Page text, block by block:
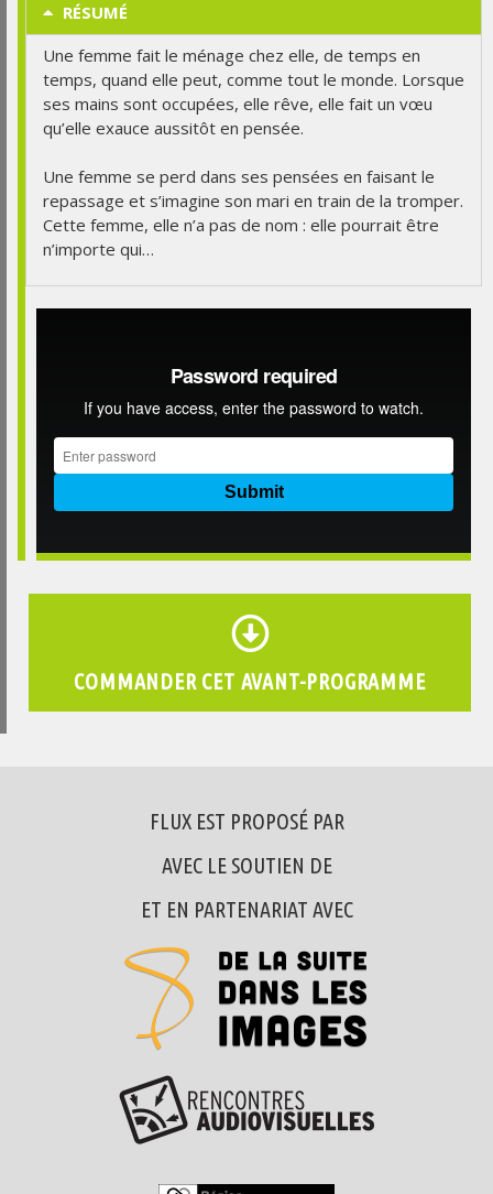
RÉSUMÉ
Une femme fait le ménage chez elle, de temps en
temps, quand elle peut, comme tout le monde. Lorsque
ses mains sont occupées, elle rêve, elle fait un vœu
qu’elle exauce aussitôt en pensée.
Une femme se perd dans ses pensées en faisant le
repassage et s’imagine son mari en train de la tromper.
Cette femme, elle n’a pas de nom : elle pourrait être
n’importe qui…
COMMANDER CET AVANT-PROGRAMME
FLUX EST PROPOSÉ PAR
AVEC LE SOUTIEN DE
ET EN PARTENARIAT AVEC